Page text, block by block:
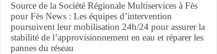
Source de la Société Régionale Multiservices à Fès
pour Fès News : Les équipes d’intervention
poursuivent leur mobilisation 24h/24 pour assurer la
stabilité de l’approvisionnement en eau et réparer les
pannes du réseau